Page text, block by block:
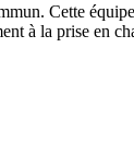
Cette
à la prise en